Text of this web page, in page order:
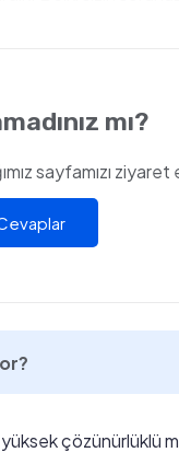
mı?
sayfamızı
çözünürlüklü